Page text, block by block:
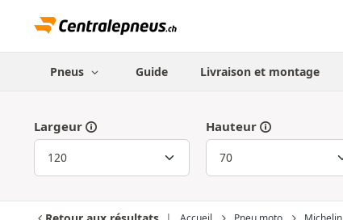
Pneus Guide Livraison et montage
Largeur Hauteur